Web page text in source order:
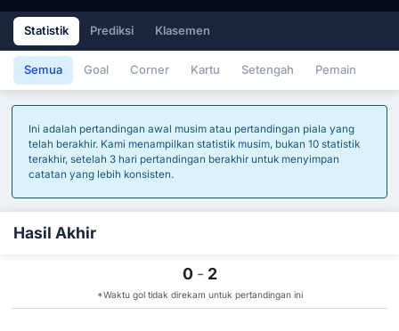
Statistik Prediksi Klasemen
Semua Goal Corner Kartu Setengah Pemain
Ini adalah pertandingan awal musim atau pertandingan piala yang
telah berakhir. Kami menampilkan statistik musim, bukan 10 statistik
terakhir, setelah 3 hari pertandingan berakhir untuk menyimpan
catatan yang lebih konsisten.
Hasil Akhir
0 - 2
*Waktu gol tidak direkam untuk pertandingan ini